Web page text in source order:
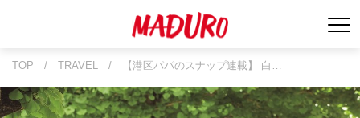
TOP / TRAVEL / 【港区パパのスナップ連載】 白…